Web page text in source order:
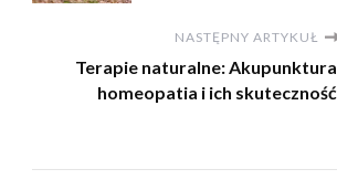
NASTĘPNY ARTYKUŁ
Terapie naturalne: Akupunktura,
homeopatia i ich skuteczność.